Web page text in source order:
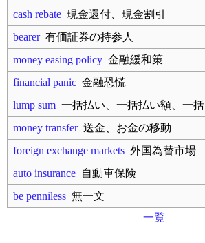
cash rebate 現金還付、現金割引
bearer有価証券の持参人
money easing policy 金融緩和策
financial panic 金融恐慌
lump sum 一括払い、一括払い額、一括
money transfer送金、お金の移動
foreign exchange markets 外国為替市場
auto insurance 自動車保険
be penniless 無一文
一覧